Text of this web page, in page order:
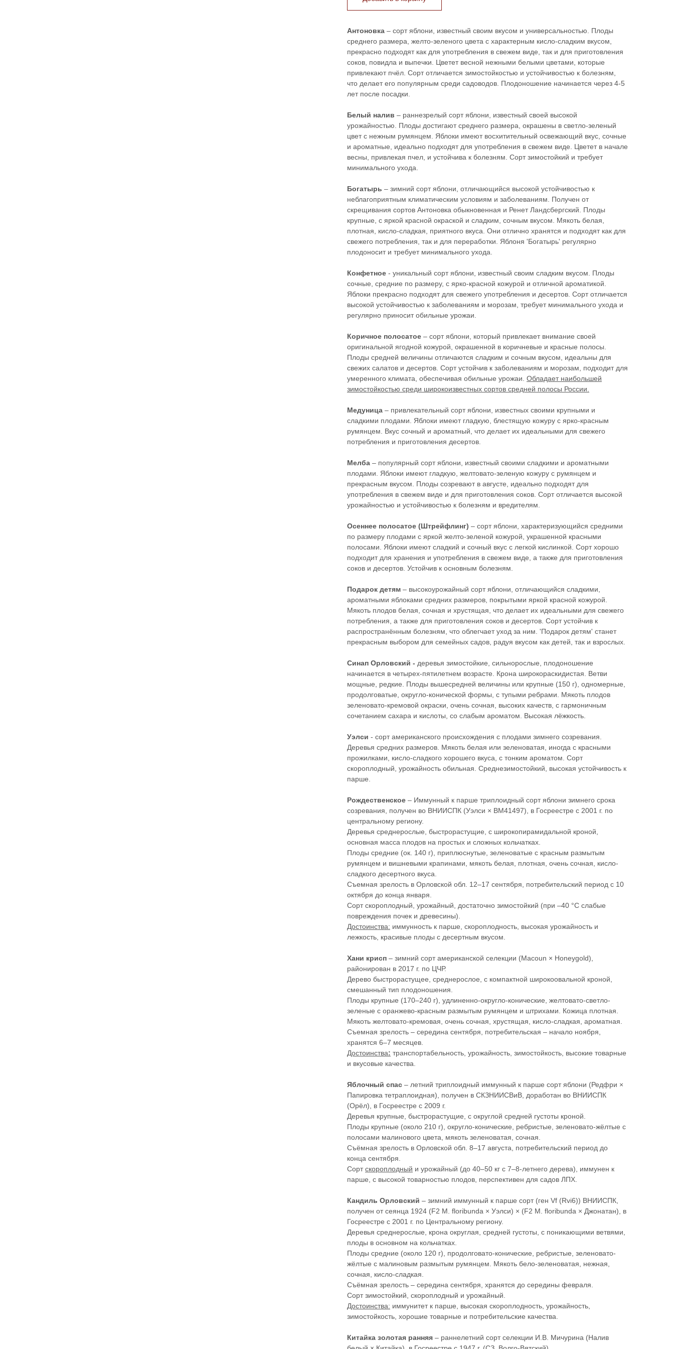
Антоновка – сорт яблони, известный своим вкусом и универсальностью. Плоды
среднего размера, желто-зеленого цвета с характерным кисло-сладким вкусом,
прекрасно подходят как для употребления в свежем виде, так и для приготовления
соков, повидла и выпечки. Цветет весной нежными белыми цветами, которые
привлекают пчёл. Сорт отличается зимостойкостью и устойчивостью к болезням,
что делает его популярным среди садоводов. Плодоношение начинается через 4-5
лет после посадки.
Белый налив – раннезрелый сорт яблони, известный своей высокой
урожайностью. Плоды достигают среднего размера, окрашены в светло-зеленый
цвет с нежным румянцем. Яблоки имеют восхитительный освежающий вкус, сочные
и ароматные, идеально подходят для употребления в свежем виде. Цветет в начале
весны, привлекая пчел, и устойчива к болезням. Сорт зимостойкий и требует
минимального ухода.
Богатырь – зимний сорт яблони, отличающийся высокой устойчивостью к
неблагоприятным климатическим условиям и заболеваниям. Получен от
скрещивания сортов Антоновка обыкновенная и Ренет Ландсбергский. Плоды
крупные, с яркой красной окраской и сладким, сочным вкусом. Мякоть белая,
плотная, кисло-сладкая, приятного вкуса. Они отлично хранятся и подходят как для
свежего потребления, так и для переработки. Яблоня 'Богатырь' регулярно
плодоносит и требует минимального ухода.
Конфетное - уникальный сорт яблони, известный своим сладким вкусом. Плоды
сочные, средние по размеру, с ярко-красной кожурой и отличной ароматикой.
Яблоки прекрасно подходят для свежего употребления и десертов. Сорт отличается
высокой устойчивостью к заболеваниям и морозам, требует минимального ухода и
регулярно приносит обильные урожаи.
Коричное полосатое – сорт яблони, который привлекает внимание своей
оригинальной ягодной кожурой, окрашенной в коричневые и красные полосы.
Плоды средней величины отличаются сладким и сочным вкусом, идеальны для
свежих салатов и десертов. Сорт устойчив к заболеваниям и морозам, подходит для
умеренного климата, обеспечивая обильные урожаи. Обладает наибольшей
зимостойкостью среди широкоизвестных сортов средней полосы России.
Медуница – привлекательный сорт яблони, известных своими крупными и
сладкими плодами. Яблоки имеют гладкую, блестящую кожуру с ярко-красным
румянцем. Вкус сочный и ароматный, что делает их идеальными для свежего
потребления и приготовления десертов.
Мелба – популярный сорт яблони, известный своими сладкими и ароматными
плодами. Яблоки имеют гладкую, желтовато-зеленую кожуру с румянцем и
прекрасным вкусом. Плоды созревают в августе, идеально подходят для
употребления в свежем виде и для приготовления соков. Сорт отличается высокой
урожайностью и устойчивостью к болезням и вредителям.
Осеннее полосатое (Штрейфлинг) – сорт яблони, характеризующийся средними
по размеру плодами с яркой желто-зеленой кожурой, украшенной красными
полосами. Яблоки имеют сладкий и сочный вкус с легкой кислинкой. Сорт хорошо
подходит для хранения и употребления в свежем виде, а также для приготовления
соков и десертов. Устойчив к основным болезням.
Подарок детям – высокоурожайный сорт яблони, отличающийся сладкими,
ароматными яблоками средних размеров, покрытыми яркой красной кожурой.
Мякоть плодов белая, сочная и хрустящая, что делает их идеальными для свежего
потребления, а также для приготовления соков и десертов. Сорт устойчив к
распространённым болезням, что облегчает уход за ним. 'Подарок детям' станет
прекрасным выбором для семейных садов, радуя вкусом как детей, так и взрослых.
Синап Орловский - деревья зимостойкие, сильнорослые, плодоношение
начинается в четырех-пятилетнем возрасте. Крона широкораскидистая. Ветви
мощные, редкие. Плоды вышесредней величины или крупные (150 г), одномерные,
продолговатые, округло-конической формы, с тупыми ребрами. Мякоть плодов
зеленовато-кремовой окраски, очень сочная, высоких качеств, с гармоничным
сочетанием сахара и кислоты, со слабым ароматом. Высокая лёжкость.
Уэлси - сорт американского происхождения с плодами зимнего созревания.
Деревья средних размеров. Мякоть белая или зеленоватая, иногда с красными
прожилками, кисло-сладкого хорошего вкуса, с тонким ароматом. Сорт
скороплодный, урожайность обильная. Среднезимостойкий, высокая устойчивость к
парше.
Рождественское – Иммунный к парше триплоидный сорт яблони зимнего срока
созревания, получен во ВНИИСПК (Уэлси × ВМ41497), в Госреестре с 2001 г. по
центральному региону.
Деревья среднерослые, быстрорастущие, с широкопирамидальной кроной,
основная масса плодов на простых и сложных кольчатках.
Плоды средние (ок. 140 г), приплюснутые, зеленоватые с красным размытым
румянцем и вишневыми крапинами, мякоть белая, плотная, очень сочная, кисло-
сладкого десертного вкуса.
Съемная зрелость в Орловской обл. 12–17 сентября, потребительский период с 10
октября до конца января.
Сорт скороплодный, урожайный, достаточно зимостойкий (при –40 °С слабые
повреждения почек и древесины).
Достоинства: иммунность к парше, скороплодность, высокая урожайность и
лежкость, красивые плоды с десертным вкусом.
Хани крисп – зимний сорт американской селекции (Macoun × Honeygold),
районирован в 2017 г. по ЦЧР.
Дерево быстрорастущее, среднерослое, с компактной широкоовальной кроной,
смешанный тип плодоношения.
Плоды крупные (170–240 г), удлиненно-округло-конические, желтовато-светло-
зеленые с оранжево-красным размытым румянцем и штрихами. Кожица плотная.
Мякоть желтовато-кремовая, очень сочная, хрустящая, кисло-сладкая, ароматная.
Съемная зрелость – середина сентября, потребительская – начало ноября,
хранятся 6–7 месяцев.
Достоинства: транспортабельность, урожайность, зимостойкость, высокие товарные
и вкусовые качества.
Яблочный спас – летний триплоидный иммунный к парше сорт яблони (Редфри ×
Папировка тетраплоидная), получен в СКЗНИИСВиВ, доработан во ВНИИСПК
(Орёл), в Госреестре с 2009 г.
Деревья крупные, быстрорастущие, с округлой средней густоты кроной.
Плоды крупные (около 210 г), округло-конические, ребристые, зеленовато-жёлтые с
полосами малинового цвета, мякоть зеленоватая, сочная.
Съёмная зрелость в Орловской обл. 8–17 августа, потребительский период до
конца сентября.
Сортскороплодный и урожайный (до 40–50 кг с 7–8-летнего дерева), иммунен к
парше, с высокой товарностью плодов, перспективен для садов ЛПХ.
Кандиль Орловский – зимний иммунный к парше сорт (ген Vf (Rvi6)) ВНИИСПК,
получен от сеянца 1924 (F2 M. floribunda × Уэлси) × (F2 M. floribunda × Джонатан), в
Госреестре с 2001 г. по Центральному региону.
Деревья среднерослые, крона округлая, средней густоты, с поникающими ветвями,
плоды в основном на кольчатках.
Плоды средние (около 120 г), продолговато-конические, ребристые, зеленовато-
жёлтые с малиновым размытым румянцем. Мякоть бело-зеленоватая, нежная,
сочная, кисло-сладкая.
Съёмная зрелость – середина сентября, хранятся до середины февраля.
Сорт зимостойкий, скороплодный и урожайный.
Достоинства: иммунитет к парше, высокая скороплодность, урожайность,
зимостойкость, хорошие товарные и потребительские качества.
Китайка золотая ранняя – раннелетний сорт селекции И.В. Мичурина (Налив